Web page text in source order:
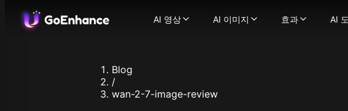
AI 영상
AI 비디오 생성기
일관된 캐릭터 비디오
AI 이미지 효과 AI
Blog
/
wan-2-7-image-review